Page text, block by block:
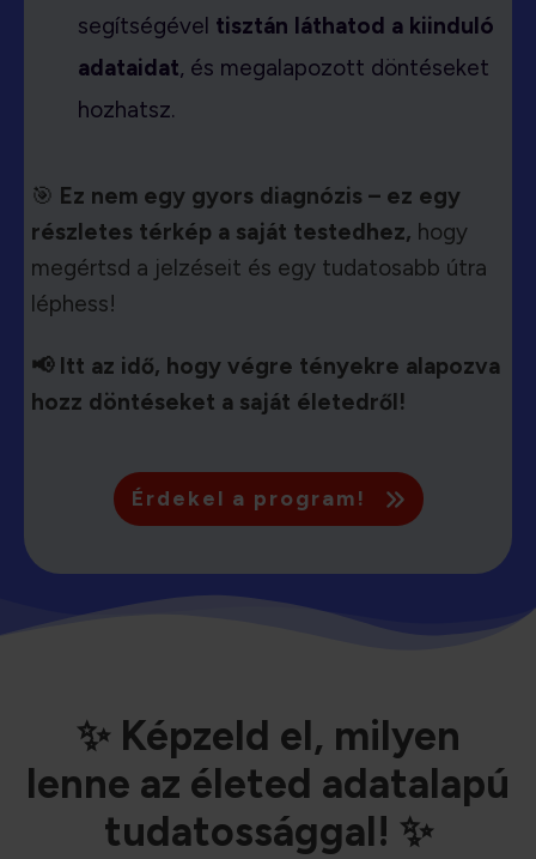
segítségével tisztán láthatod a kiinduló
adataidat, és megalapozott döntéseket
hozhatsz.
🎯 Ez nem egy gyors diagnózis – ez egy
részletes térkép a saját testedhez, hogy
megértsd a jelzéseit és egy tudatosabb útra
léphess!
📢 Itt az idő, hogy végre tényekre alapozva
hozz döntéseket a saját életedről!
Érdekel a program!
✨ Képzeld el, milyen
lenne az életed adatalapú
tudatossággal! ✨